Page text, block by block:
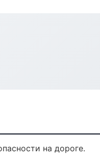
на дороге.